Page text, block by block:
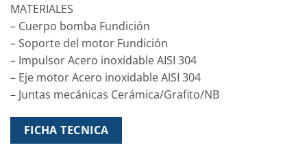
MATERIALES
– Cuerpo bomba Fundición
– Soporte del motor Fundición
– Impulsor Acero inoxidable AISI 304
– Eje motor Acero inoxidable AISI 304
– Juntas mecánicas Cerámica/Grafito/NB
FICHA TECNICA